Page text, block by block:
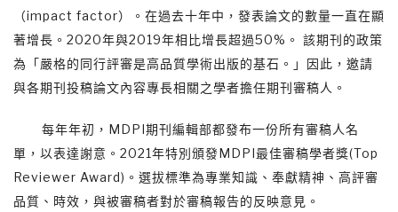
（impact factor）。在過去十年中，發表論文的數量一直在顯
著增長。2020年與2019年相比增長超過50%。 該期刊的政策
為「嚴格的同行評審是高品質學術出版的基石。」因此，邀請
與各期刊投稿論文內容專長相關之學者擔任期刊審稿人。
每年年初，MDPI期刊編輯部都發布一份所有審稿人名
單，以表達謝意。2021年特別頒發MDPI最佳審稿學者獎(Top
Reviewer Award)。選拔標準為專業知識、奉獻精神、高評審
品質、時效，與被審稿者對於審稿報告的反映意見。